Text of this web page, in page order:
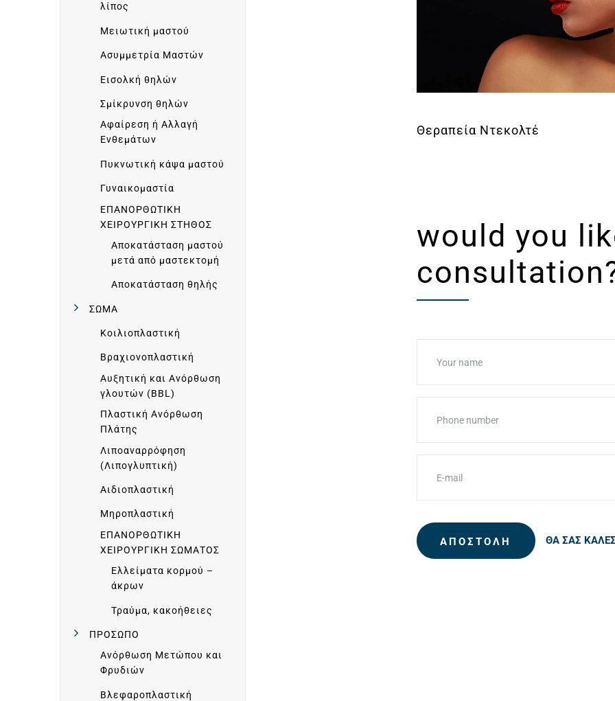
Θεραπεία Ντεκολτέ
would you
ΑΠΟΣΤΟΛΗ ΘΑ ΣΑΣ
λίπος
Μειωτική μαστού
Ασυμμετρία Μαστών
Εισολκή θηλών
Σμίκρυνση θηλών
Αφαίρεση ή Αλλαγή
Ενθεμάτων
Πυκνωτική κάψα μαστού
Γυναικομαστία
ΕΠΑΝΟΡΘΩΤΙΚΗ
ΧΕΙΡΟΥΡΓΙΚΗ ΣΤΗΘΟΣ
Αποκατάσταση μαστού
μετά από μαστεκτομή
Αποκατάσταση θηλής
ΣΩΜΑ
Κοιλιοπλαστική
Βραχιονοπλαστική
Αυξητική και Ανόρθωση
γλουτών (BBL)
Πλαστική Ανόρθωση
Πλάτης
Λιποαναρρόφηση
(Λιπογλυπτική)
Αιδιοπλαστική
Μηροπλαστική
ΕΠΑΝΟΡΘΩΤΙΚΗ
ΧΕΙΡΟΥΡΓΙΚΗ ΣΩΜΑΤΟΣ
Ελλείματα κορμού –
άκρων
Τραύμα, κακοήθειες
ΠΡΟΣΩΠΟ
Ανόρθωση Μετώπου και
Φρυδιών
Βλεφαροπλαστική